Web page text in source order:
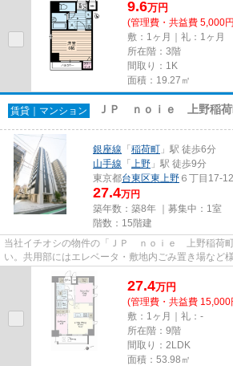
9.6万円
(管理費・共益費 5,000
敷：1ヶ月｜礼：1ヶ月
所在階：3階
間取り：1K
面積：19.27㎡
賃貸｜マンション ＪＰ ｎｏｉｅ 上野稲
銀座線 「 稲荷町 」駅 徒歩6分
山手線 「 上野 」駅 徒歩9分
東京都台東区東上野 ６丁目17-12
27.4万円
築年数：築8年 ｜募集中： 1室
階数：15階建
当社イチオシの物件の「ＪＰ ｎｏｉｅ 上野稲荷
い。共用部にはエレベータ・敷地内ごみ置き場など
ているので便利です。こちらは...
27.4万円
(管理費・共益費 15,000
敷：1ヶ月｜礼：-
所在階：9階
間取り：2LDK
面積：53.98㎡